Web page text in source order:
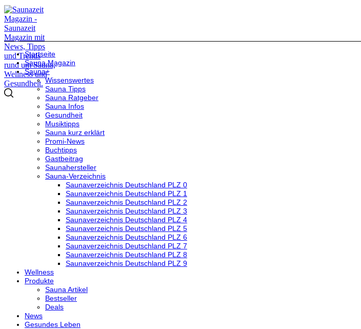
Startseite
Sauna Magazin
Sauna+
Wissenswertes
Sauna Tipps
Sauna Ratgeber
Sauna Infos
Gesundheit
Musiktipps
Sauna kurz erklärt
Promi-News
Buchtipps
Gastbeitrag
Saunahersteller
Sauna-Verzeichnis
Saunaverzeichnis Deutschland PLZ 0
Saunaverzeichnis Deutschland PLZ 1
Saunaverzeichnis Deutschland PLZ 2
Saunaverzeichnis Deutschland PLZ 3
Saunaverzeichnis Deutschland PLZ 4
Saunaverzeichnis Deutschland PLZ 5
Saunaverzeichnis Deutschland PLZ 6
Saunaverzeichnis Deutschland PLZ 7
Saunaverzeichnis Deutschland PLZ 8
Saunaverzeichnis Deutschland PLZ 9
Wellness
Produkte
Sauna Artikel
Bestseller
Deals
News
Gesundes Leben